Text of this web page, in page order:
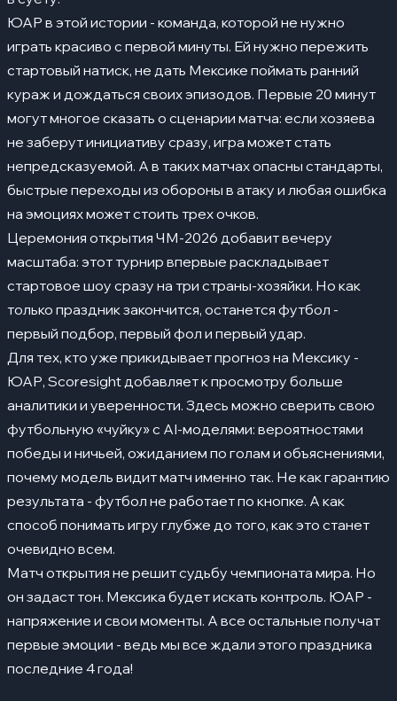
ЮАР в этой истории - команда, которой не нужно
играть красиво с первой минуты. Ей нужно пережить
стартовый натиск, не дать Мексике поймать ранний
кураж и дождаться своих эпизодов. Первые 20 минут
могут многое сказать о сценарии матча: если хозяева
не заберут инициативу сразу, игра может стать
непредсказуемой. А в таких матчах опасны стандарты,
быстрые переходы из обороны в атаку и любая ошибка
на эмоциях может стоить трех очков.
Церемония открытия ЧМ-2026 добавит вечеру
масштаба: этот турнир впервые раскладывает
стартовое шоу сразу на три страны-хозяйки. Но как
только праздник закончится, останется футбол -
первый подбор, первый фол и первый удар.
Для тех, кто уже прикидывает прогноз на Мексику -
ЮАР, Scoresight добавляет к просмотру больше
аналитики и уверенности. Здесь можно сверить свою
футбольную «чуйку» с AI-моделями: вероятностями
победы и ничьей, ожиданием по голам и объяснениями,
почему модель видит матч именно так. Не как гарантию
результата - футбол не работает по кнопке. А как
способ понимать игру глубже до того, как это станет
очевидно всем.
Матч открытия не решит судьбу чемпионата мира. Но
он задаст тон. Мексика будет искать контроль. ЮАР -
напряжение и свои моменты. А все остальные получат
первые эмоции - ведь мы все ждали этого праздника
последние 4 года!